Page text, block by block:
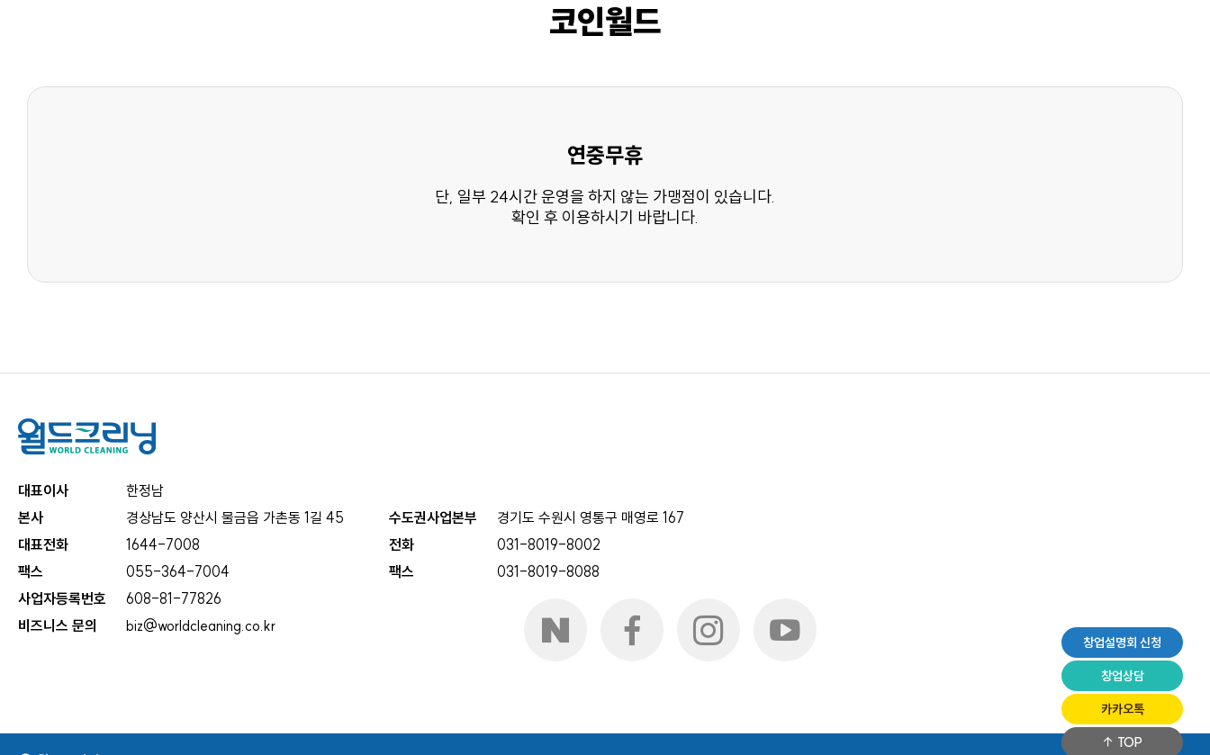
창업설명회 신청
창업상담
카카오톡
TOP
코인월드
연중무휴
단, 일부 24시간 운영을 하지 않는 가맹점이 있습니다.
확인 후 이용하시기 바랍니다.
대표이사
한정남
본사
경상남도 양산시 물금읍 가촌동 1길 45
대표전화
1644-7008
팩스
055-364-7004
사업자등록번호
608-81-77826
비즈니스 문의
biz@worldcleaning.co.kr
수도권사업본부
경기도 수원시 영통구 매영로 167
전화
031-8019-8002
팩스
031-8019-8088